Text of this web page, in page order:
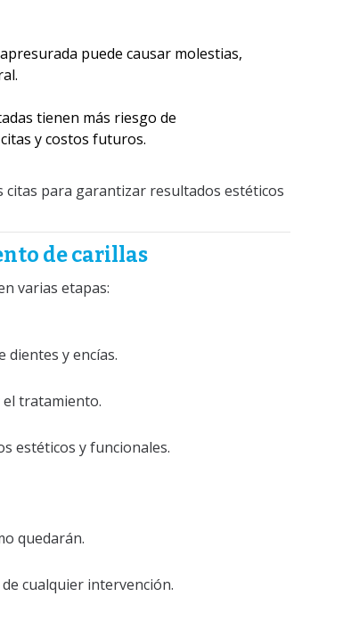
puede causar molestias,
tienen más riesgo de
y costos futuros.
citas para garantizar resultados estéticos
de carillas
varias etapas:
dientes y encías.
el tratamiento.
estéticos y funcionales.
quedarán.
cualquier intervención.